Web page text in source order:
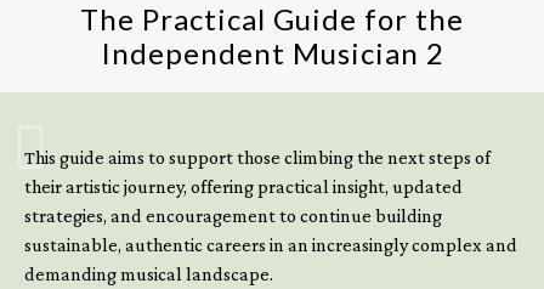
The Practical Guide for the
Independent Musician 2
This guide aims to support those climbing the next steps of
their artistic journey, offering practical insight, updated
strategies, and encouragement to continue building
sustainable, authentic careers in an increasingly complex and
demanding musical landscape.